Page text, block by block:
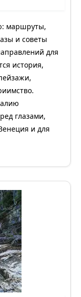
маршруты,
и советы
для
история,
глазами,
и для